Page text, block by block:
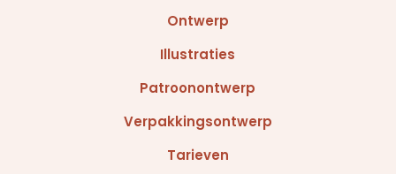
Ontwerp
Illustraties
Patroonontwerp
Verpakkingsontwerp
Tarieven